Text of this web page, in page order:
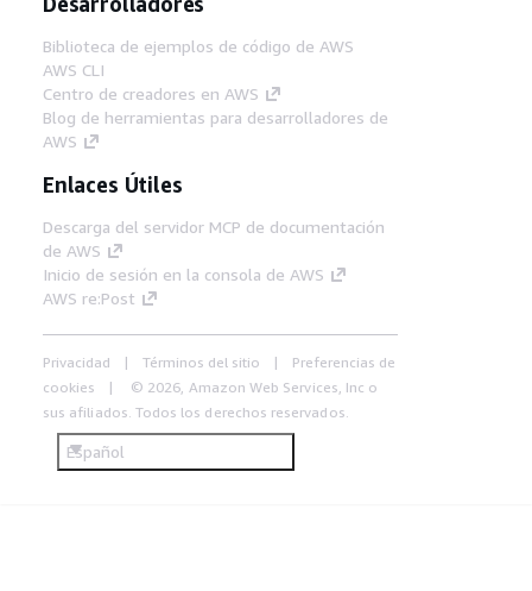
Biblioteca de ejemplos de código de AWS
AWS CLI
Centro de creadores en AWS
Blog de herramientas para desarrolladores de
AWS
Enlaces Útiles
Descarga del servidor MCP de documentación
de AWS
Inicio de sesión en la consola de AWS
AWS re:Post
Privacidad Términos del sitio
Preferencias de
cookies
© 2026, Amazon Web Services, Inc o
sus afiliados. Todos los derechos reservados.
Español